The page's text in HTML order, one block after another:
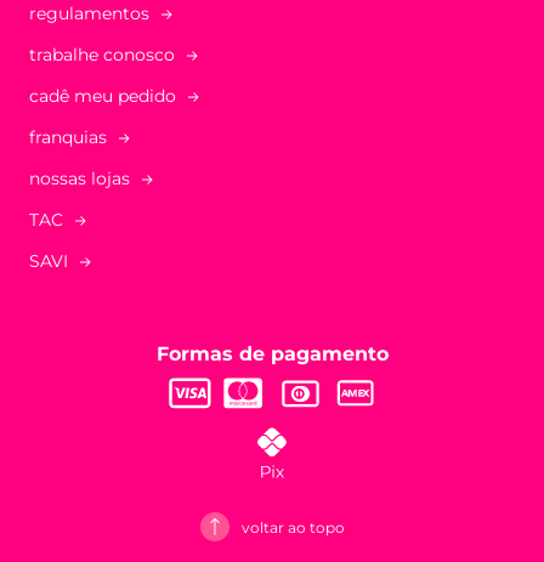
regulamentos
trabalhe conosco
cadê meu pedido
franquias
nossas lojas
TAC
SAVI
Formas de pagamento
voltar ao topo